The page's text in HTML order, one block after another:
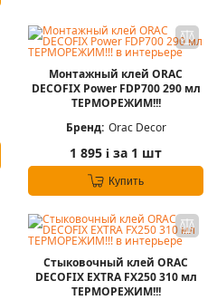
Монтажный клей ORAC
DECOFIX Power FDP700 290 мл
ТЕРМОРЕЖИМ!!!
Бренд: Orac Decor
1 895 i за 1 шт
Купить
Стыковочный клей ORAC
DECOFIX EXTRA FX250 310 мл
ТЕРМОРЕЖИМ!!!